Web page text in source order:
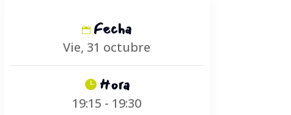
Fecha
Vie, 31 octubre
Hora
19:15 - 19:30